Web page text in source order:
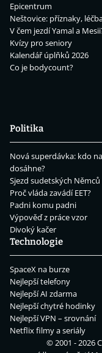
Epicentrum
Neštovice: příznaky,
V čem jezdí Yamal a
Kvízy pro seniory
Kalendář úplňků 2026
Co je bodycount?
Politika
Nová superdávka: kdo
dosáhne?
Sjezd sudetských Němců
Proč vláda zavádí EET?
Padni komu padni
Výpověď z práce vzor
Divoký kačer
Technologie
SpaceX na burze
Nejlepší telefony
Nejlepší AI zdarma
Nejlepší chytré hodinky
Nejlepší VPN – srovnání
Netflix filmy a seriály
© 2001 - 2026